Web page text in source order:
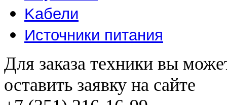
Kабели
Источники питания
Для заказа техники вы
оставить заявку на сайте